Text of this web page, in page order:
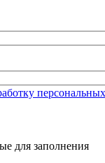
для заполнения